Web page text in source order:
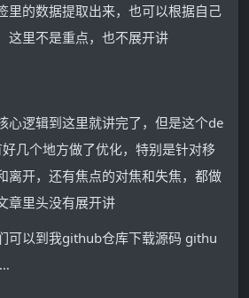
里的数据提取出来，也可以根据自己
这里不是重点，也不展开讲
心逻辑到这里就讲完了，但是这个de
几个地方做了优化，特别是针对移
离开，还有焦点的对焦和失焦，都做
章里头没有展开讲
可以到我github仓库下载源码 githu